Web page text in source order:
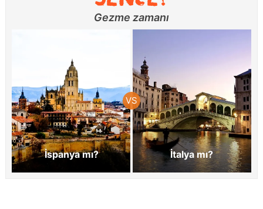
Gezme zamanı
İspanya mı? İtalya mı?